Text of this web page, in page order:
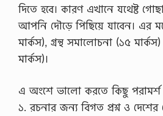
দিতে হবে। কারণ এখানে যথেষ্ট
আপনি দৌড়ে পিছিয়ে যাবেন। এর
মার্কস), গ্রন্থ সমালোচনা (১৫
মার্কস)।
এ অংশে ভালো করতে কিছু পরামর্শ
১. রচনার জন্য বিগত প্রশ্ন ও দেশের